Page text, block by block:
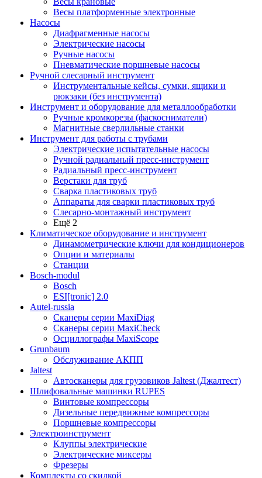
Весы платформенные электронные
Насосы
Диафрагменные насосы
Электрические насосы
Ручные насосы
Пневматические поршневые насосы
Ручной слесарный инструмент
Инструментальные кейсы, сумки, ящики и
рюкзаки (без инструмента)
Инструмент и оборудование для металлообработки
Ручные кромкорезы (фаскосниматели)
Магнитные сверлильные станки
Инструмент для работы с трубами
Электрические испытательные насосы
Ручной радиальный пресс-инструмент
Радиальный пресс-инструмент
Верстаки для труб
Сварка пластиковых труб
Аппараты для сварки пластиковых труб
Слесарно-монтажный инструмент
Ещё 2
Климатическое оборудование и инструмент
Динамометрические ключи для кондиционеров
Опции и материалы
Станции
Bosch-modul
Bosch
ESI[tronic] 2.0
Autel-russia
Сканеры серии MaxiDiag
Сканеры серии MaxiCheck
Осциллографы MaxiScope
Grunbaum
Обслуживание АКПП
Jaltest
Автосканеры для грузовиков Jaltest (Джалтест)
Шлифовальные машинки RUPES
Винтовые компрессоры
Дизельные передвижные компрессоры
Поршневые компрессоры
Электроинструмент
Клуппы электрические
Электрические миксеры
Фрезеры
Комплекты со скидкой